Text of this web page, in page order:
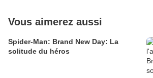
Vous aimerez aussi
Spider-Man: Brand New Day: La
solitude du héros